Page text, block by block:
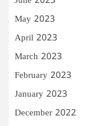
May 2023
April 2023
March 2023
February 2023
January 2023
December 2022